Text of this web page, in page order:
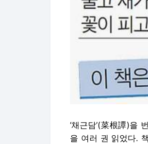
‘채근담’(菜根譚)을
을 여러 권 읽었다.